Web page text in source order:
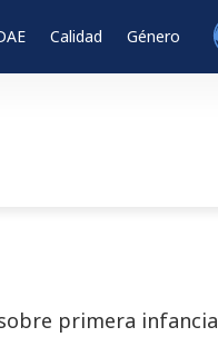
Calidad Género
primera infancia